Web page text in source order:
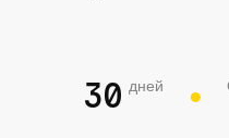
30 дней ●